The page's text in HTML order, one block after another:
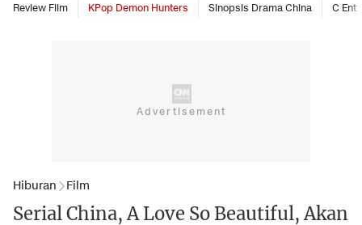
Review Film KPop Demon Hunters Sinopsis Drama China C Ent
Hiburan Film
Serial China, A Love So Beautiful, Akan